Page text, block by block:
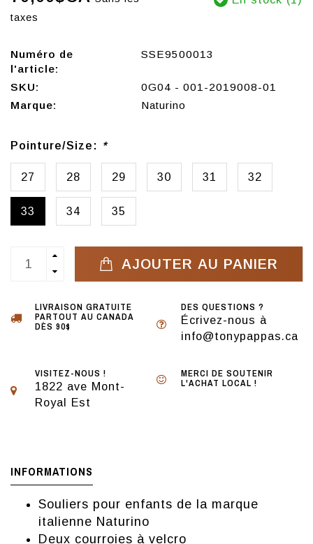
taxes
Numéro de
l'article:
SSE9500013
SKU:
0G04 - 001-2019008-01
Marque:
Naturino
Pointure/Size: *
27 28 29 30 31 32
33 34 35
AJOUTER AU PANIER
LIVRAISON GRATUITE
PARTOUT AU CANADA
DÈS 90$
DES QUESTIONS ?
Écrivez-nous à
info@tonypappas.ca
VISITEZ-NOUS !
1822 ave Mont-
Royal Est
MERCI DE SOUTENIR
L'ACHAT LOCAL !
INFORMATIONS
Souliers pour enfants de la marque
italienne Naturino
Deux courroies à velcro